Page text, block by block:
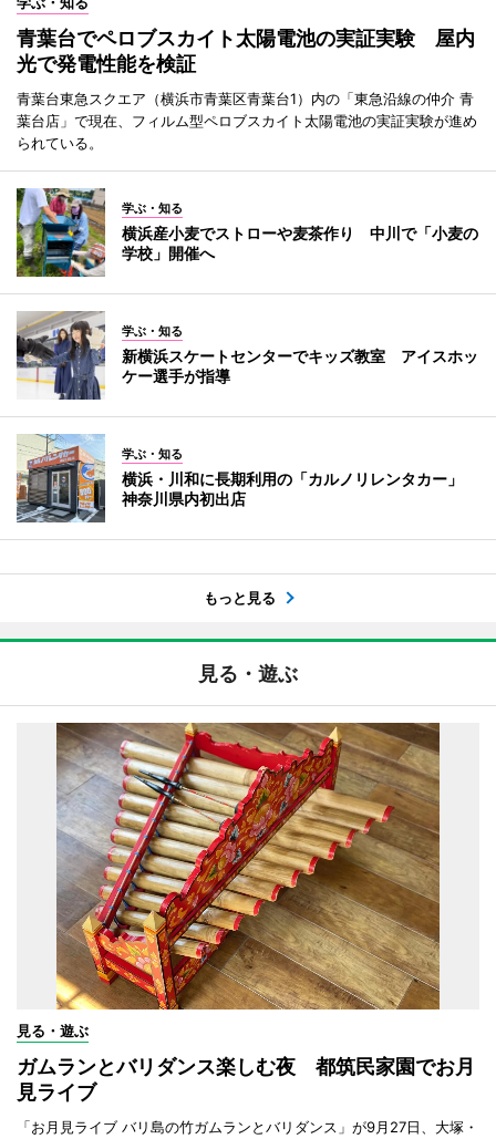
青葉台でペロブスカイト太陽電池の実証実験 屋内
光で発電性能を検証
青葉台東急スクエア（横浜市青葉区青葉台1）内の「東急沿線の仲介 青
葉台店」で現在、フィルム型ペロブスカイト太陽電池の実証実験が進め
られている。
学ぶ・知る
横浜産小麦でストローや麦茶作り 中川で「小麦の
学校」開催へ
学ぶ・知る
新横浜スケートセンターでキッズ教室 アイスホッ
ケー選手が指導
学ぶ・知る
横浜・川和に長期利用の「カルノリレンタカー」
神奈川県内初出店
もっと見る
見る・遊ぶ
見る・遊ぶ
ガムランとバリダンス楽しむ夜 都筑民家園でお月
見ライブ
「お月見ライブ バリ島の竹ガムランとバリダンス」が9月27日、大塚・